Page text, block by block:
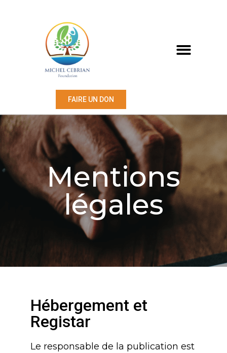
FAIRE UN DON
Mentions
légales
Hébergement et
Registar
Le responsable de la publication est